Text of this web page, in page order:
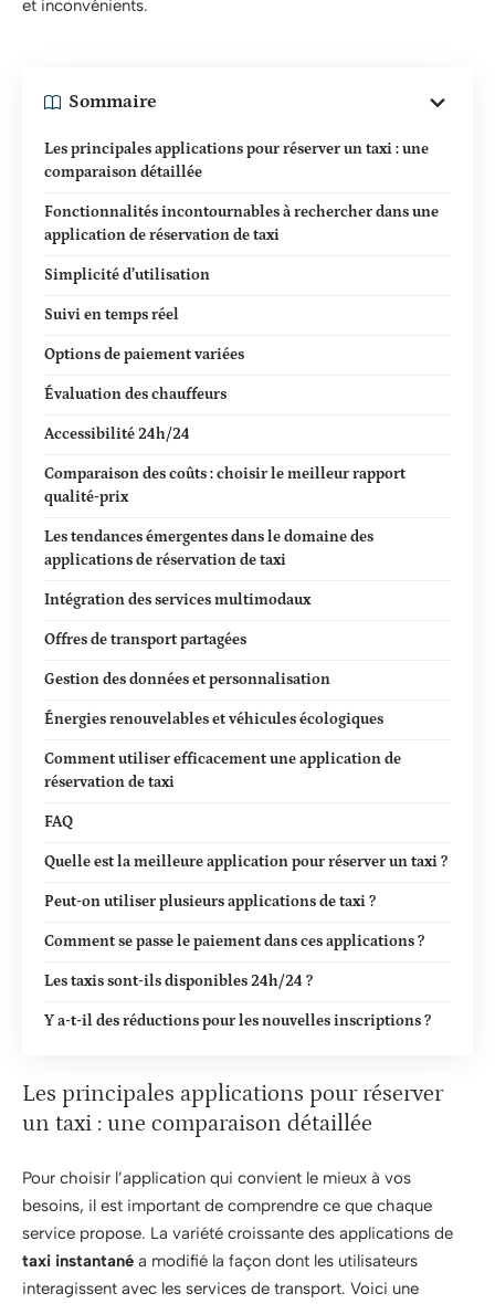
et inconvénients.
Sommaire
Les principales applications pour réserver un taxi : une
comparaison détaillée
Fonctionnalités incontournables à rechercher dans une
application de réservation de taxi
Simplicité d’utilisation
Suivi en temps réel
Options de paiement variées
Évaluation des chauffeurs
Accessibilité 24h/24
Comparaison des coûts : choisir le meilleur rapport
qualité-prix
Les tendances émergentes dans le domaine des
applications de réservation de taxi
Intégration des services multimodaux
Offres de transport partagées
Gestion des données et personnalisation
Énergies renouvelables et véhicules écologiques
Comment utiliser efficacement une application de
réservation de taxi
FAQ
Quelle est la meilleure application pour réserver un taxi ?
Peut-on utiliser plusieurs applications de taxi ?
Comment se passe le paiement dans ces applications ?
Les taxis sont-ils disponibles 24h/24 ?
Y a-t-il des réductions pour les nouvelles inscriptions ?
Les principales applications pour réserver
un taxi : une comparaison détaillée
Pour choisir l’application qui convient le mieux à vos
besoins, il est important de comprendre ce que chaque
service propose. La variété croissante des applications de
taxi instantané a modifié la façon dont les utilisateurs
interagissent avec les services de transport. Voici une